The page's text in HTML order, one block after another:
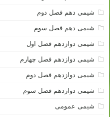
شیمی دهم فصل دوم
شیمی دهم فصل سوم
شیمی دوازدهم فصل اول
شیمی دوازدهم فصل چهارم
شیمی دوازدهم فصل دوم
شیمی دوازدهم فصل سوم
شیمی عمومی